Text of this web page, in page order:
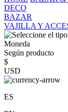
DECO
BAZAR
VAJILLA Y
Moneda
Según producto
$
USD
ES